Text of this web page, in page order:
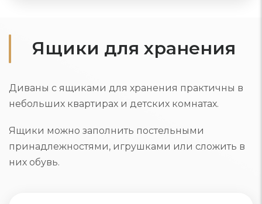
Ящики для хранения
Диваны с ящиками для хранения практичны в
небольших квартирах и детских комнатах.
Ящики можно заполнить постельными
принадлежностями, игрушками или сложить в
них обувь.